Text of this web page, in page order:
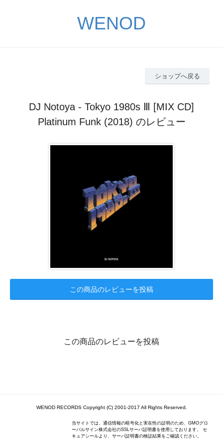
WENOD
ショップへ戻る
DJ Notoya - Tokyo 1980s Ⅲ [MIX CD]
Platinum Funk (2018) のレビュー
この商品のレビューを投稿
この商品のレビューを投稿
WENOD RECORDS Copyright (C) 2001-2017 All Rights Reserved.
当サイトでは、通信情報の暗号化と実在性の証明のため、GMOグロ
ーバルサイン株式会社のSSLサーバ証明書を使用しております。 セ
キュアシールより、サーバ証明書の検証結果をご確認ください。